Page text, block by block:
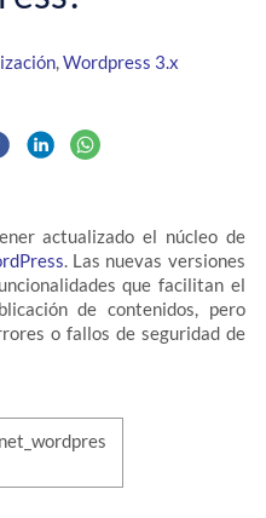
,Wordpress 3.x
actualizado el núcleo de
. Las nuevas versiones
que facilitan el
de contenidos, pero
o fallos de seguridad de